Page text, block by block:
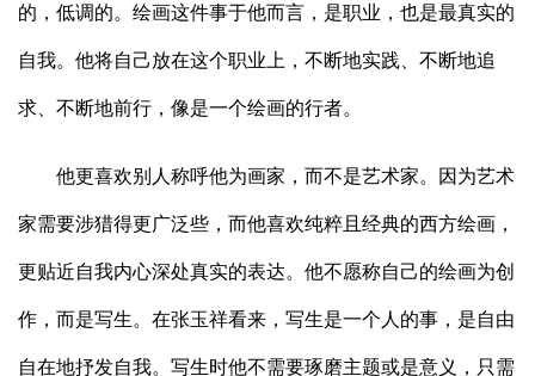
的，低调的。绘画这件事于他而言，是职业，也是最真实的
自我。他将自己放在这个职业上，不断地实践、不断地追
求、不断地前行，像是一个绘画的行者。
他更喜欢别人称呼他为画家，而不是艺术家。因为艺术
家需要涉猎得更广泛些，而他喜欢纯粹且经典的西方绘画，
更贴近自我内心深处真实的表达。他不愿称自己的绘画为创
作，而是写生。在张玉祥看来，写生是一个人的事，是自由
自在地抒发自我。写生时他不需要琢磨主题或是意义，只需